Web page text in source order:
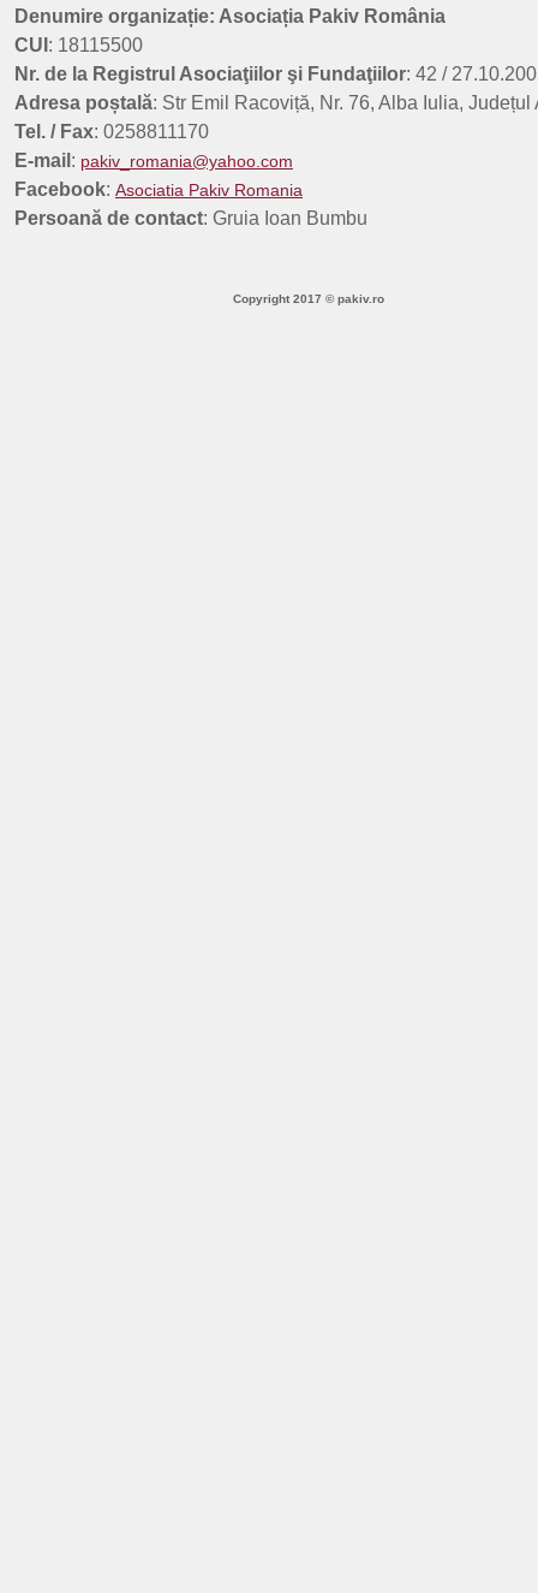
Rezultate finale concurs planuri de afaceri - 312197 - Sesiunea a 3-a
Data: 18.09.2025 În urma evaluării planurilor de afaceri depuse în c [...]
Denumire organizație: Asociația Pakiv România
CUI : 18115500
Nr. de la Registrul Asociaţiilor şi Fundaţiilor: 42 /
Adresa poștală: Str Emil Racoviță, Nr. 76, Alba Iulia, Județul
Tel. / Fax: 0258811170
E-mail : pakiv_romania@yahoo.com
Facebook: Asociatia Pakiv Romania
Persoană de contact: Gruia Ioan Bumbu
Copyright 2017 © pakiv.ro